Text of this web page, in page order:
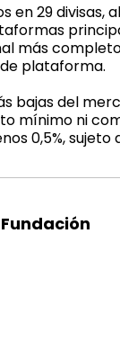
en 29 divisas,
más
plataforma.
bajas del
mínimo ni
0,5%,
Fundación